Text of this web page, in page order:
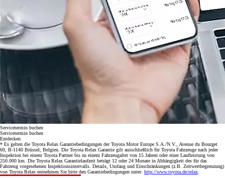
Servicetermin buchen
Servicetermin buchen
Entdecken
* Es gelten die Toyota Relax Garantiebedingungen der Toyota Motor Europe S.A./N.V., Avenue du Bourget
60, B-1140 Brüssel, Belgien. Die Toyota Relax Garantie gilt ausschließlich für Toyota Fahrzeuge nach jeder
Inspektion bei einem Toyota Partner bis zu einem Fahrzeugalter von 15 Jahren oder einer Laufleistung von
250.000 km. Die Toyota Relax Garantielaufzeit beträgt 12 oder 24 Monate in Abhängigkeit des für das
Fahrzeug vorgesehenen Inspektionsintervalls. Details, Umfang und Einschränkungen (z.B. Zeitwertbegrenzung)
von Toyota Relax entnehmen Sie bitte den Garantiebedingungen unter: http://www.toyota.de/relax.